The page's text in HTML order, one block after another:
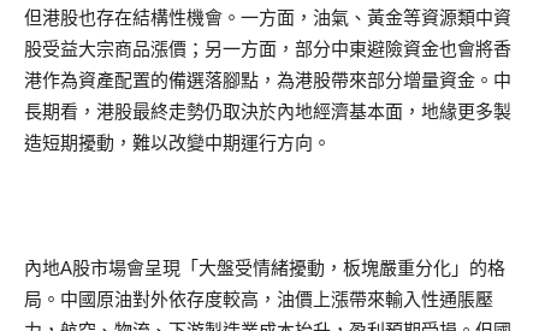
但港股也存在結構性機會。一方面，油氣、黃金等資源類中資
股受益大宗商品漲價；另一方面，部分中東避險資金也會將香
港作為資產配置的備選落腳點，為港股帶來部分增量資金。中
長期看，港股最終走勢仍取決於內地經濟基本面，地緣更多製
造短期擾動，難以改變中期運行方向。
內地A股市場會呈現「大盤受情緒擾動，板塊嚴重分化」的格
局。中國原油對外依存度較高，油價上漲帶來輸入性通脹壓